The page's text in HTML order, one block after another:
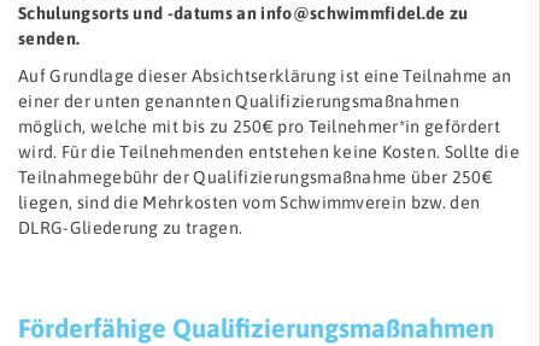
Schulungsorts und -datums aninfo@schwimmfidel.de zu
senden.
Auf Grundlage dieser Absichtserklärung ist eine Teilnahme an
einer der unten genannten Qualifizierungsmaßnahmen
möglich, welche mit bis zu 250€ pro Teilnehmer*in gefördert
wird. Für die Teilnehmenden entstehen keine Kosten. Sollte die
Teilnahmegebühr der Qualifizierungsmaßnahme über 250€
liegen, sind die Mehrkosten vom Schwimmverein bzw. den
DLRG-Gliederung zu tragen.
Förderfähige Qualifizierungsmaßnahmen